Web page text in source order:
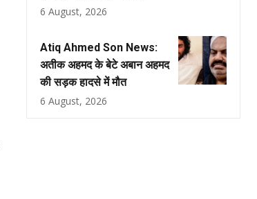
6 August, 2026
Atiq Ahmed Son News:
अतीक अहमद के बेटे अबान अहमद
की सड़क हादसे में मौत
6 August, 2026